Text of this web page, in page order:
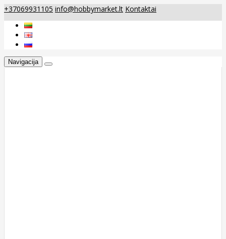
+37069931105 info@hobbymarket.lt Kontaktai
Navigacija